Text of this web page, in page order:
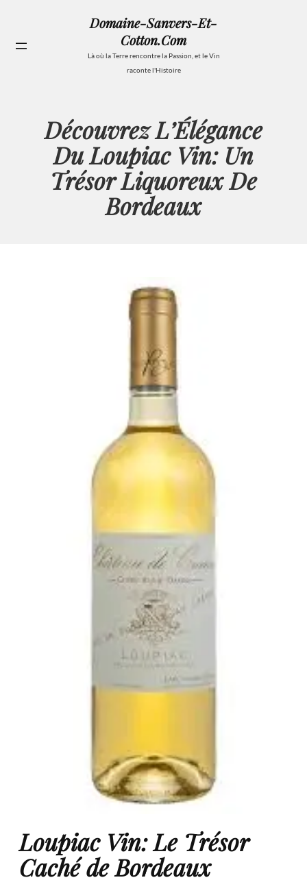
contenu
Domaine-Sanvers-Et-
Cotton.com
Là où la Terre rencontre la Passion, et le Vin
raconte l'Histoire
Découvrez L’Élégance
Du Loupiac Vin: Un
Trésor Liquoreux De
Bordeaux
Loupiac Vin: Le Trésor
Caché de Bordeaux